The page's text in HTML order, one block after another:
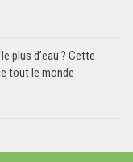
plus d’eau ? Cette
tout le monde